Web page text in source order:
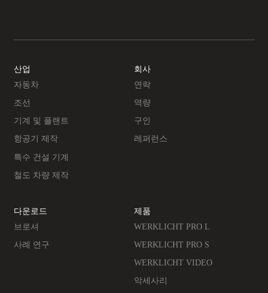
산업
자동차
조선
기계 및 플랜트
항공기 제작
특수 건설 기계
철도 차량 제작
회사
연락
역량
구인
레퍼런스
다운로드
브로셔
사례 연구
제품
WERKLICHT PRO L
WERKLICHT PRO S
WERKLICHT VIDEO
악세사리